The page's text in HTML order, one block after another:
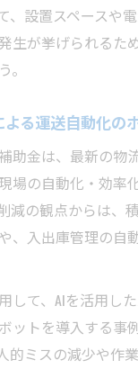
、設置スペースや
生が挙げられるた
。
る運送自動化の
助金は、最新の物
場の自動化・効率
減の観点からは、
、入出庫管理の自
して、AIを活用し
ットを導入する事
的ミスの減少や作